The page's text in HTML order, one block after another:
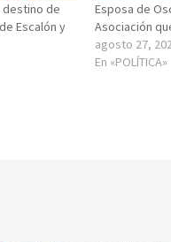
destino de
Escalón y
Esposa de
Asociación
agosto 27,
En «POLÍTICA»